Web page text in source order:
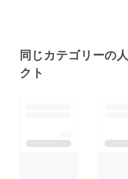
同じカテゴリーの
クト